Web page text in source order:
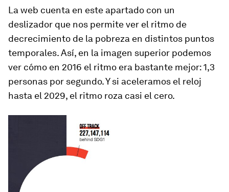
La web cuenta en este apartado con un
deslizador que nos permite ver el ritmo de
decrecimiento de la pobreza en distintos puntos
temporales. Así, en la imagen superior podemos
ver cómo en 2016 el ritmo era bastante mejor: 1,3
personas por segundo. Y si aceleramos el reloj
hasta el 2029, el ritmo roza casi el cero.